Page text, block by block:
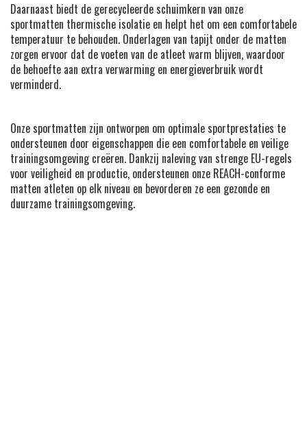
Daarnaast biedt de gerecycleerde schuimkern van onze
sportmatten thermische isolatie en helpt het om een comfortabele
temperatuur te behouden. Onderlagen van tapijt onder de matten
zorgen ervoor dat de voeten van de atleet warm blijven, waardoor
de behoefte aan extra verwarming en energieverbruik wordt
verminderd.
Onze sportmatten zijn ontworpen om optimale sportprestaties te
ondersteunen door eigenschappen die een comfortabele en veilige
trainingsomgeving creëren. Dankzij naleving van strenge EU-regels
voor veiligheid en productie, ondersteunen onze REACH-conforme
matten atleten op elk niveau en bevorderen ze een gezonde en
duurzame trainingsomgeving.